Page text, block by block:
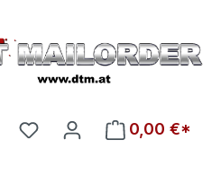
Du hast 0 Produkte auf
0,00 €*